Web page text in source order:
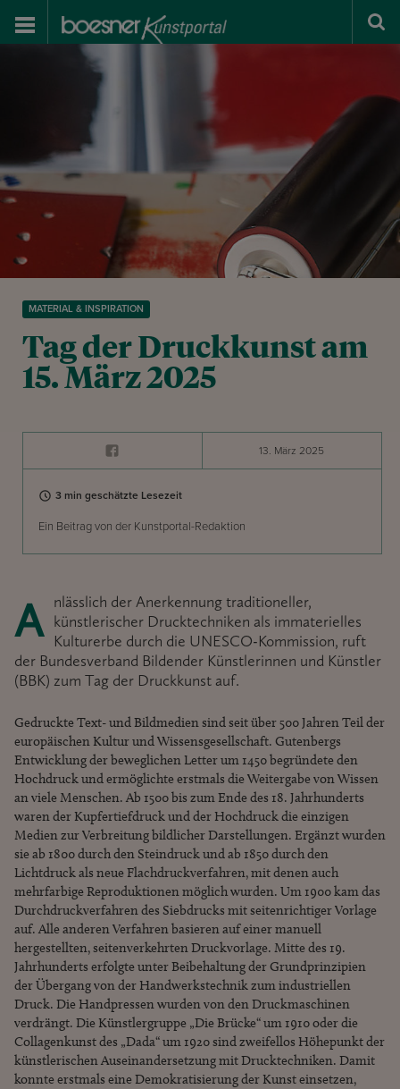
MATERIAL & INSPIRATION
Tag der Druckkunst am
15. März 2025
13. März 2025
3 min geschätzte Lesezeit
Ein Beitrag von der Kunstportal-Redaktion
Anlässlich der Anerkennung traditioneller, künstlerischer Drucktechniken als immaterielles
Kulturerbe durch die UNESCO-Kommission, ruft
der Bundesverband Bildender Künstlerinnen und Künstler
(BBK) zum Tag der Druckkunst auf.
Gedruckte Text- und Bildmedien sind seit über 500 Jahren Teil der
europäischen Kultur und Wissensgesellschaft. Gutenbergs
Entwicklung der beweglichen Letter um 1450 begründete den
Hochdruck und ermöglichte erstmals die Weitergabe von Wissen
an viele Menschen. Ab 1500 bis zum Ende des 18. Jahrhunderts
waren der Kupfertiefdruck und der Hochdruck die einzigen
Medien zur Verbreitung bildlicher Darstellungen. Ergänzt wurden
sie ab 1800 durch den Steindruck und ab 1850 durch den
Lichtdruck als neue Flachdruckverfahren, mit denen auch
mehrfarbige Reproduktionen möglich wurden. Um 1900 kam das
Durchdruckverfahren des Siebdrucks mit seitenrichtiger Vorlage
auf. Alle anderen Verfahren basieren auf einer manuell
hergestellten, seitenverkehrten Druckvorlage. Mitte des 19.
Jahrhunderts erfolgte unter Beibehaltung der Grundprinzipien
der Übergang von der Handwerkstechnik zum industriellen
Druck. Die Handpressen wurden von den Druckmaschinen
verdrängt. Die Künstlergruppe „Die Brücke“ um 1910 oder die
Collagenkunst des „Dada“ um 1920 sind zweifellos Höhepunkt der
künstlerischen Auseinandersetzung mit Drucktechniken. Damit
konnte erstmals eine Demokratisierung der Kunst einsetzen,